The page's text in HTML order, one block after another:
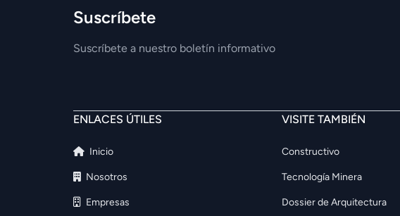
Suscríbete
Suscríbete a nuestro boletín informativo
ENLACES ÚTILES
Inicio
Nosotros
Empresas
VISITE TAMBIÉN
Constructivo
Tecnología Minera
Dossier de Arquitectura